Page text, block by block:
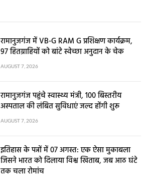
रामानुजगंज में VB-G RAM G प्रशिक्षण कार्यक्रम,
97 हितग्राहियों को बांटे स्वेच्छा अनुदान के चेक
AUGUST 7, 2026
रामानुजगंज पहुंचे स्वास्थ्य मंत्री, 100 बिस्तरीय
अस्पताल की लंबित सुविधाएं जल्द होंगी शुरू
AUGUST 7, 2026
इतिहास के पन्नों में 07 अगस्त: एक ऐसा मुकाबला
जिसने भारत को दिलाया विश्व खिताब, जब आठ घंटे
तक चला रोमांच